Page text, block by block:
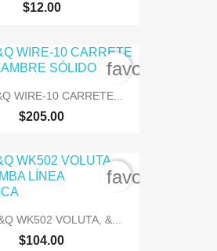
$12.00
WIRE-10 CARRETE...
$205.00
WK502 VOLUTA, &...
$104.00